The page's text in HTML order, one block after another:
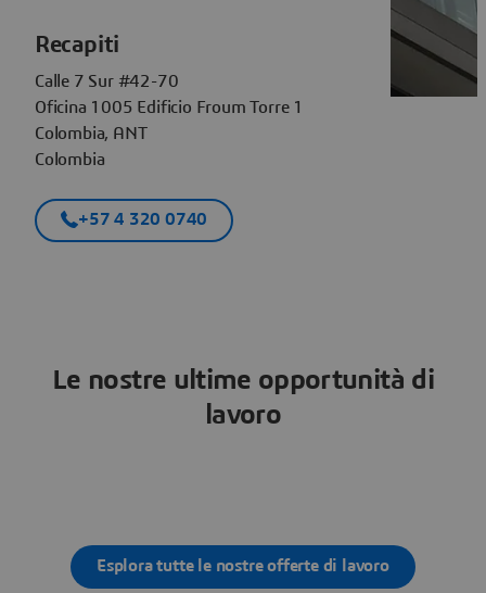
Recapiti
Calle 7 Sur #42-70
Oficina 1005 Edificio Froum Torre 1
Colombia, ANT
Colombia
+57 4 320 0740
Le nostre ultime opportunità di
lavoro
Esplora tutte le nostre offerte di lavoro